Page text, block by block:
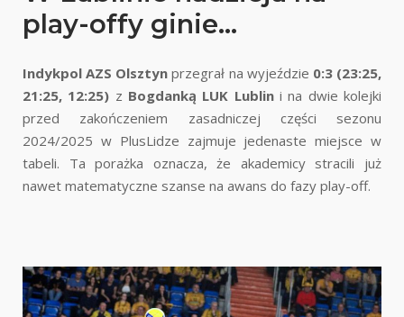
play-offy ginie…
Indykpol AZS Olsztyn przegrał na wyjeździe 0:3 (23:25,
21:25, 12:25) z Bogdanką LUK Lublini na dwie kolejki
przed zakończeniem zasadniczej części sezonu
2024/2025 w PlusLidze zajmuje jedenaste miejsce w
tabeli. Ta porażka oznacza, że akademicy stracili już
nawet matematyczne szanse na awans do fazy play-off.